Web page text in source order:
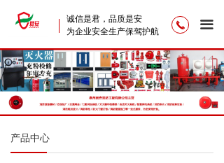
诚信是君，品质是安
为企业安全生产保驾护航
끀
首页
公司简介
产品中心
新闻资讯
联系我们
끅
产品中心